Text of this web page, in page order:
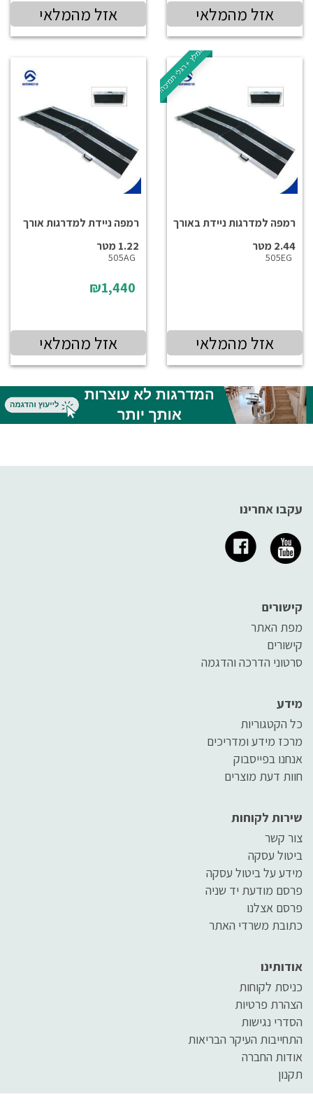
אזל מהמלאי אזל מהמלאי
מומלץ + רגלי תמיכה!
רמפה למדרגות ניידת באורך
2.44 מטר
505EG
אזל מהמלאי
רמפה ניידת למדרגות אורך
1.22 מטר
505AG
₪1,440
אזל מהמלאי
עקבו אחרינו
קישורים
מפת האתר
קישורים
סרטוני הדרכה והדגמה
מידע
כל הקטגוריות
מרכז מידע ומדריכים
אנחנו בפייסבוק
חוות דעת מוצרים
שירות לקוחות
צור קשר
ביטול עסקה
מידע על ביטול עסקה
פרסם מודעת יד שניה
פרסם אצלנו
כתובת משרדי האתר
אודותינו
כניסת לקוחות
הצהרת פרטיות
הסדרי נגישות
התחייבות העיקר הבריאות
אודות החברה
תקנון